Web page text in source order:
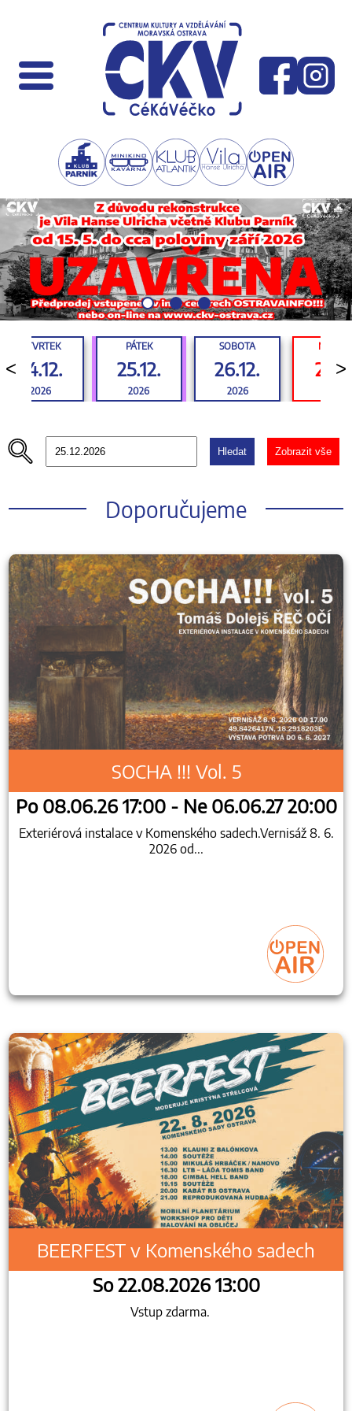
<
ČTVRTEK
24.12.
2026
PÁTEK
25.12.
2026
SOBOTA
26.12.
2026
>
Hledat Zobrazit vše
Doporučujeme
SOCHA !!! Vol. 5
Po 08.06.26 17:00 - Ne 06.06.27 20:00
Exteriérová instalace v Komenského sadech.Vernisáž 8. 6.
2026 od...
BEERFEST v Komenského sadech
So 22.08.2026 13:00
Vstup zdarma.